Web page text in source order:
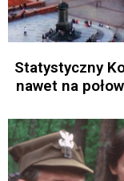
Statystyczny
nawet na